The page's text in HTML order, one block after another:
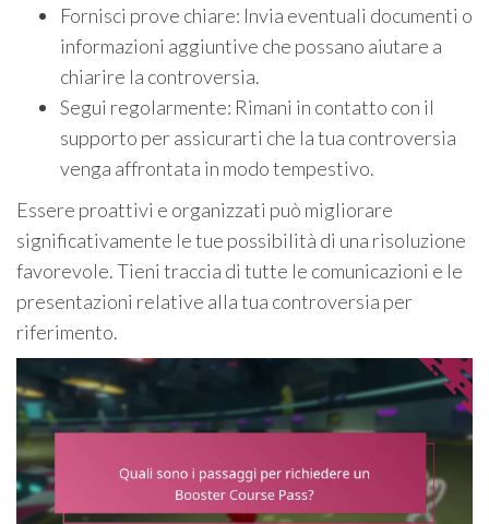
Fornisci prove chiare: Invia eventuali documenti o
informazioni aggiuntive che possano aiutare a
chiarire la controversia.
Segui regolarmente: Rimani in contatto con il
supporto per assicurarti che la tua controversia
venga affrontata in modo tempestivo.
Essere proattivi e organizzati può migliorare
significativamente le tue possibilità di una risoluzione
favorevole. Tieni traccia di tutte le comunicazioni e le
presentazioni relative alla tua controversia per
riferimento.